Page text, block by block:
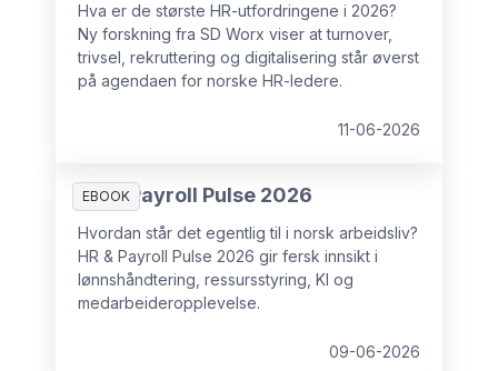
Hva er de største HR-utfordringene i 2026?
Ny forskning fra SD Worx viser at turnover,
trivsel, rekruttering og digitalisering står øverst
på agendaen for norske HR-ledere.
11-06-2026
EBOOK
HR & Payroll Pulse 2026
Hvordan står det egentlig til i norsk arbeidsliv?
HR & Payroll Pulse 2026 gir fersk innsikt i
lønnshåndtering, ressursstyring, KI og
medarbeideropplevelse.
09-06-2026